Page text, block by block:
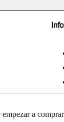
empezar a comprar